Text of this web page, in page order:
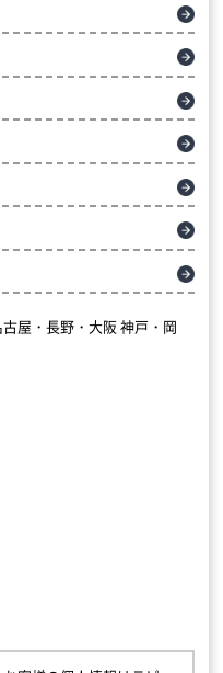
屋・長野・大阪神戸・岡